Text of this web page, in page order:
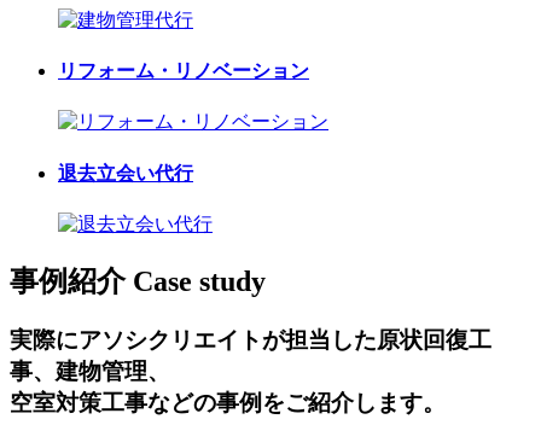
リフォーム・リノベーション
退去立会い代行
事例紹介 Case study
実際にアソシクリエイトが担当した原状回復工
事、建物管理、
空室対策工事などの事例をご紹介します。